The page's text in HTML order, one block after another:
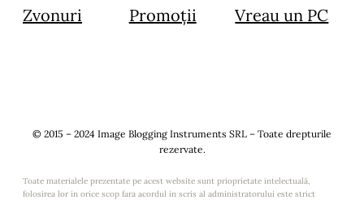
Zvonuri
Promoții
Vreau un PC
© 2015 – 2024 Image Blogging Instruments SRL – Toate drepturile
rezervate.
Toate materialele prezentate pe acest website sunt prioprietate intelectuală,
folosirea lor in orice scop fara acordul in scris al administratorului este strict